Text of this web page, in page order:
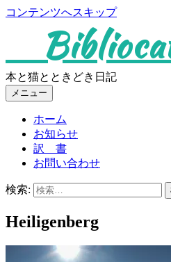
コンテンツへスキップ
本と猫とときどき日記
メニュー
ホーム
お知らせ
訳 書
お問い合わせ
検索:
Heiligenberg